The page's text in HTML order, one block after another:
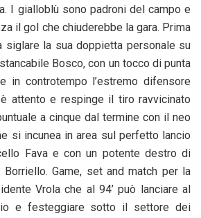
I gialloblù sono padroni del campo e
il gol che chiuderebbe la gara. Prima
siglare la sua doppietta personale su
Bosco, con un tocco di punta
in controtempo l’estremo difensore
attento e respinge il tiro ravvicinato
a cinque dal termine con il neo
si incunea in area sul perfetto lancio
Fava e con un potente destro di
Game, set and match per la
Vrola che al 94’ può lanciare al
e festeggiare sotto il settore dei